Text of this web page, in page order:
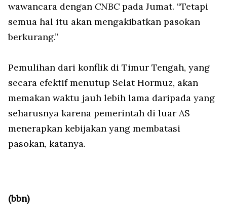
wawancara dengan CNBC pada Jumat. “Tetapi
semua hal itu akan mengakibatkan pasokan
berkurang.”
Pemulihan dari konflik di Timur Tengah, yang
secara efektif menutup Selat Hormuz, akan
memakan waktu jauh lebih lama daripada yang
seharusnya karena pemerintah di luar AS
menerapkan kebijakan yang membatasi
pasokan, katanya.
(bbn)